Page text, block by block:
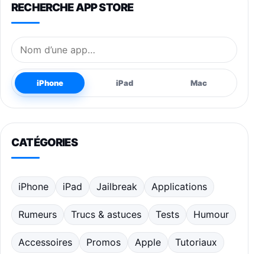
RECHERCHE APP STORE
Nom de l’application
iPhone iPad Mac
CATÉGORIES
iPhone iPad Jailbreak Applications
Rumeurs Trucs & astuces Tests Humour
Accessoires Promos Apple Tutoriaux